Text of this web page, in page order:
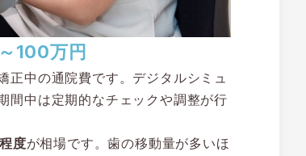
100万円
正中の通院費です。デジタルシミュ
間中は定期的なチェックや調整が行
度が相場です。歯の移動量が多いほ